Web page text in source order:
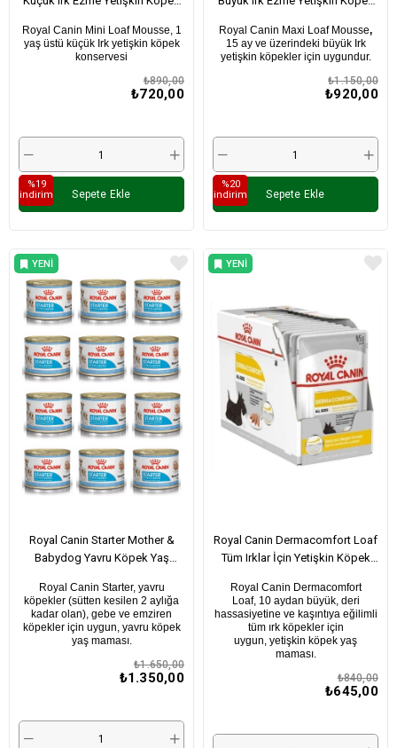
Royal Canin Mini Loaf Mousse, 1
yaş üstü küçük Irk yetişkin köpek
konservesi
₺720,00
₺890,00
Sepete Ekle
%19
i̇ndirim
Royal Canin Maxi Loaf Mousse,
15 ay ve üzerindeki büyük Irk
yetişkin köpekler için uygundur.
₺920,00
₺1.150,00
Sepete Ekle
%20
i̇ndirim
Royal Canin Starter Mother &
Babydog Yavru Köpek Yaş
Royal Canin Starter, yavru
köpekler (sütten kesilen 2 aylığa
kadar olan), gebe ve emziren
köpekler için uygun, yavru köpek
yaş maması.
₺1.350,00
₺1.650,00
YENI
ÜRÜN
Royal Canin Dermacomfort Loaf
Tüm Irklar İçin Yetişkin Köpek
Royal Canin Dermacomfort
Loaf, 10 aydan büyük, deri
hassasiyetine ve kaşıntıya eğilimli
tüm ırk köpekler için
uygun, yetişkin köpek yaş
maması.
₺645,00
₺840,00
YENI